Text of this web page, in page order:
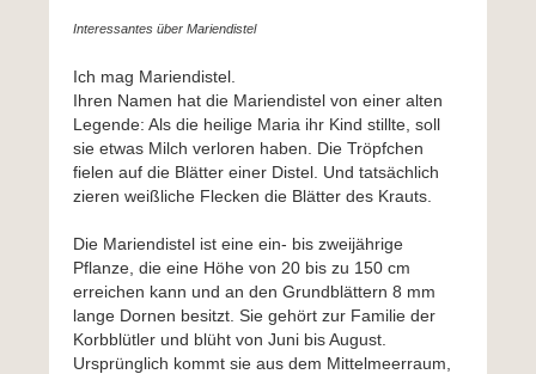
Interessantes über Mariendistel
Ich mag Mariendistel.
Ihren Namen hat die Mariendistel von einer alten
Legende: Als die heilige Maria ihr Kind stillte, soll
sie etwas Milch verloren haben. Die Tröpfchen
fielen auf die Blätter einer Distel. Und tatsächlich
zieren weißliche Flecken die Blätter des Krauts.
Die Mariendistel ist eine ein- bis zweijährige
Pflanze, die eine Höhe von 20 bis zu 150 cm
erreichen kann und an den Grundblättern 8 mm
lange Dornen besitzt. Sie gehört zur Familie der
Korbblütler und blüht von Juni bis August.
Ursprünglich kommt sie aus dem Mittelmeerraum,